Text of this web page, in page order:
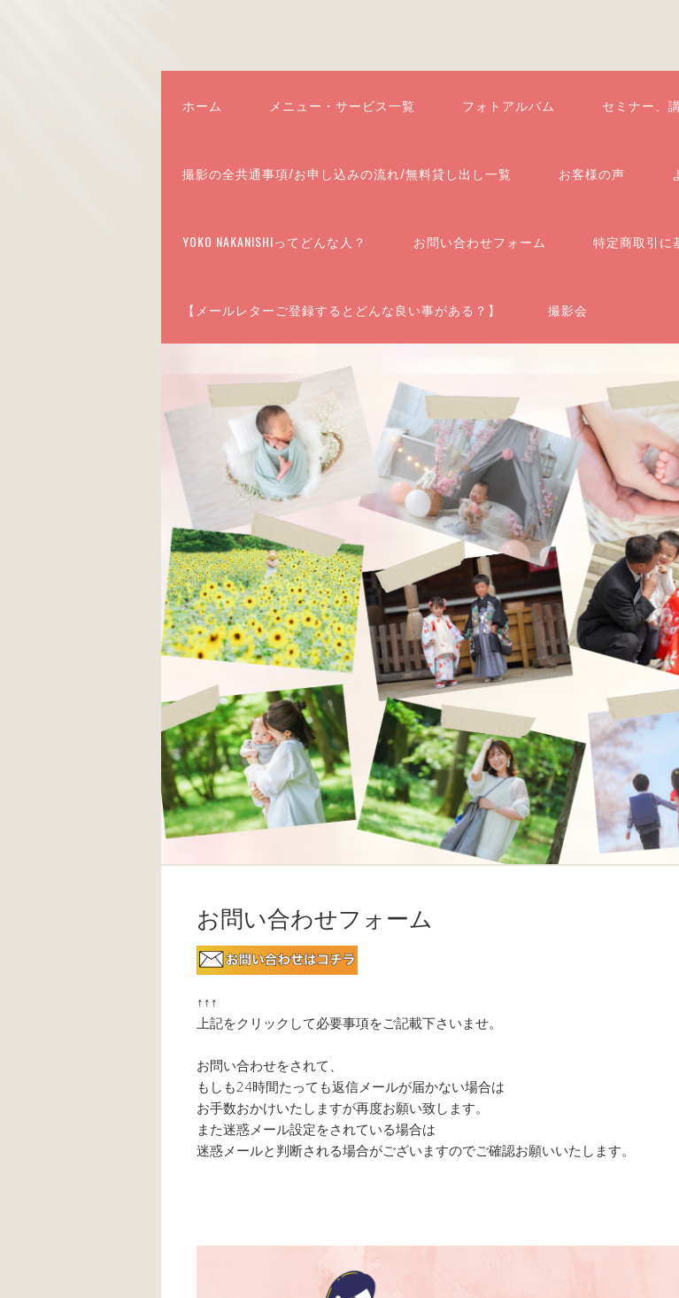
ホーム メニュー・サービス一覧 フォトアルバム セミナー、
撮影の全共通事項/お申し込みの流れ/無料貸し出し一覧 お客様の声
YOKO NAKANISHIってどんな人？ お問い合わせフォーム 特定商取引に
【メールレターご登録するとどんな良い事がある？】 撮影会
お問い合わせフォーム
↑↑↑
上記をクリックして必要事項をご記載下さいませ。
お問い合わせをされて、
もしも24時間たっても返信メールが届かない場合は
お手数おかけいたしますが再度お願い致します。
また迷惑メール設定をされている場合は
迷惑メールと判断される場合がございますのでご確認お願いいたします。